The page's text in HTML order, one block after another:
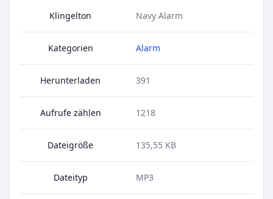
Klingelton Navy Alarm
Kategorien Alarm
Herunterladen 391
Aufrufe zählen 1218
Dateigröße 135,55 KB
Dateityp MP3